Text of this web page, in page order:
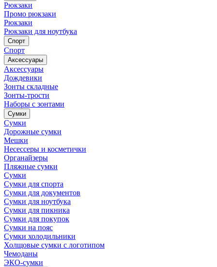
Рюкзаки
Промо рюкзаки
Рюкзаки
Рюкзаки для ноутбука
Спорт
Спорт
Аксессуары
Аксессуары
Дождевики
Зонты складные
Зонты-трости
Наборы с зонтами
Сумки
Сумки
Дорожные сумки
Мешки
Несессеры и косметички
Органайзеры
Пляжные сумки
Сумки
Сумки для спорта
Сумки для документов
Сумки для ноутбука
Сумки для пикника
Сумки для покупок
Сумки на пояс
Сумки холодильники
Холщовые сумки с логотипом
Чемоданы
ЭКО-сумки